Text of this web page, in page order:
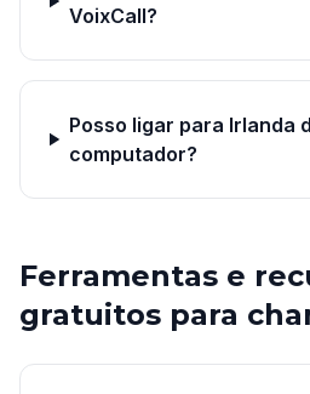
VoixCall?
Posso ligar para Irlanda
computador?
Ferramentas e
gratuitos para